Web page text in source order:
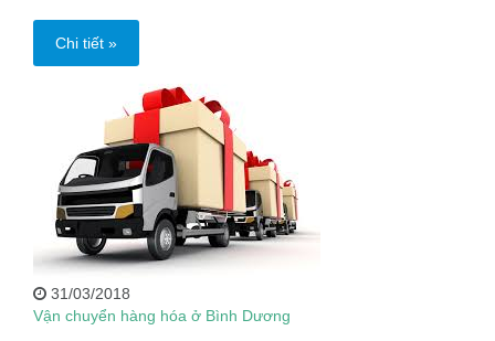
Chi tiết »
31/03/2018
Vận chuyển hàng hóa ở Bình Dương